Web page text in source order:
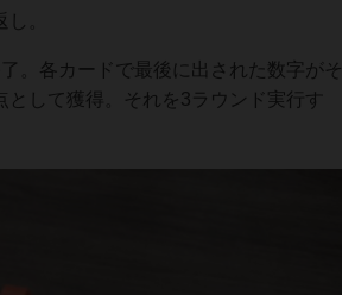
。
。各カードで最後に出された数字がそ
して獲得。それを3ラウンド実行す